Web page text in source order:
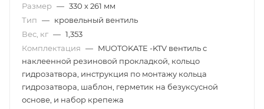
Размер — 330 х 261 мм
Тип — кровельный вентиль
Вес, кг — 1,353
Комплектация — MUOTOKATE -KTV вентиль с
наклеенной резиновой прокладкой, кольцо
гидрозатвора, инструкция по монтажу кольца
гидрозатвора, шаблон, герметик на безуксусной
основе, и набор крепежа